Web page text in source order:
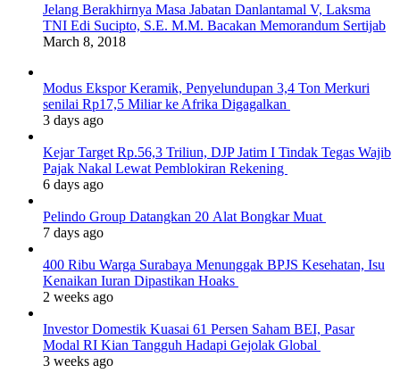
Jelang Berakhirnya Masa Jabatan Danlantamal V, Laksma
TNI Edi Sucipto, S.E. M.M. Bacakan Memorandum Sertijab
March 8, 2018
Modus Ekspor Keramik, Penyelundupan 3,4 Ton Merkuri
senilai Rp17,5 Miliar ke Afrika Digagalkan
3 days ago
Kejar Target Rp.56,3 Triliun, DJP Jatim I Tindak Tegas Wajib
Pajak Nakal Lewat Pemblokiran Rekening
6 days ago
Pelindo Group Datangkan 20 Alat Bongkar Muat
7 days ago
400 Ribu Warga Surabaya Menunggak BPJS Kesehatan, Isu
Kenaikan Iuran Dipastikan Hoaks
2 weeks ago
Investor Domestik Kuasai 61 Persen Saham BEI, Pasar
Modal RI Kian Tangguh Hadapi Gejolak Global
3 weeks ago